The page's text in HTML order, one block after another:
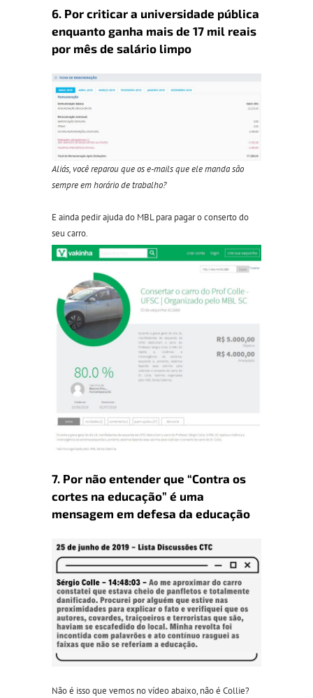
6. Por criticar a universidade pública
enquanto ganha mais de 17 mil reais
por mês de salário limpo
Aliás, você reparou que os e-mails que ele manda são
sempre em horário de trabalho?
E ainda pedir ajuda do MBL para pagar o conserto do
seu carro.
7. Por não entender que “Contra os
cortes na educação” é uma
mensagem em defesa da educação
Não é isso que vemos no vídeo abaixo, não é Collie?